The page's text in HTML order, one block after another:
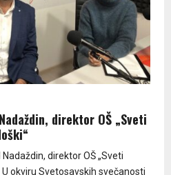
direktor OŠ „Sveti
direktor OŠ „Sveti
okviru Svetosavskih svečanosti